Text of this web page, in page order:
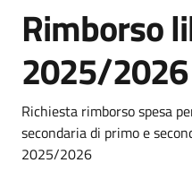
Rimborso
2025/2026
Dettagli
Richiesta rimborso spesa
secondaria di primo e
2025/2026